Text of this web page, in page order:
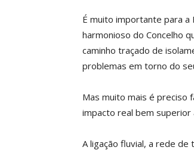
É muito importante para a
harmonioso do Concelho
caminho traçado de
problemas em torno do
Mas muito mais é preciso
impacto real bem superior
A ligação fluvial, a rede de